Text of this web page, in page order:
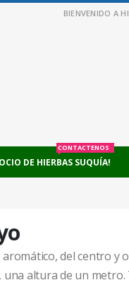
BIENVENIDO A
DE HIERBAS SUQUÍA!
CONTACTENOS
del centro y
altura de un metro.